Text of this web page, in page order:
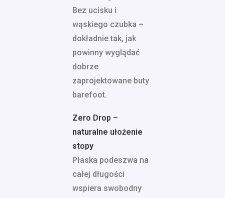
Bez ucisku i
wąskiego czubka –
dokładnie tak, jak
powinny wyglądać
dobrze
zaprojektowane buty
barefoot.
Zero Drop –
naturalne ułożenie
stopy
Płaska podeszwa na
całej długości
wspiera swobodny